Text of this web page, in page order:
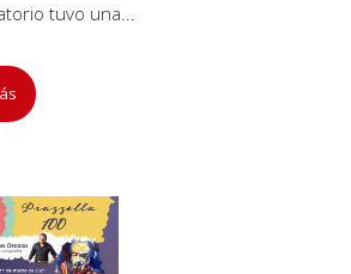
tuvo una...